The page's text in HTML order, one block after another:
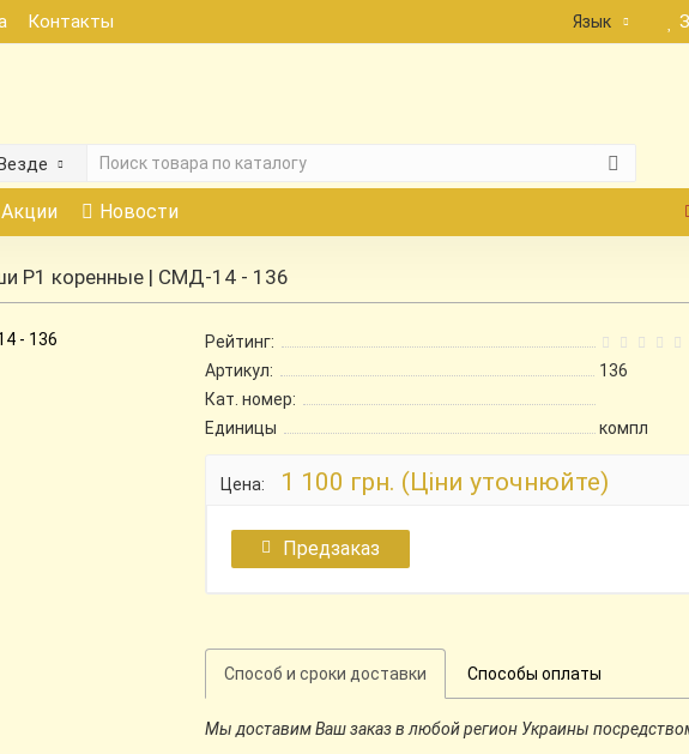
Контакты Язык
Акции Новости
Р1 коренные | СМД-14 - 136
Рейтинг:
Артикул:
136
Кат. номер:
Единицы
компл
Цена: 1 100 грн. (Ціни уточнюйте)
Предзаказ
Способ и сроки доставки Способы оплаты
Мы доставим Ваш заказ в любой регион Украины